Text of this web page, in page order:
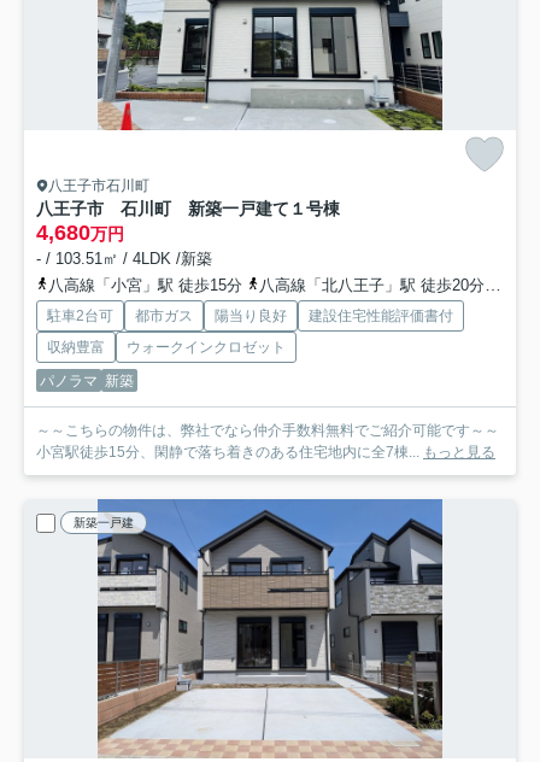
八王子市石川町
八王子市 石川町 新築一戸建て １号棟
4,680万円
- / 103.51㎡ / 4LDK /新築
八高線「小宮」駅 徒歩15分
八高線「北八王子」駅 徒歩20分
駐車2台可 都市ガス 陽当り良好
建設住宅性能評価書付
収納豊富
ウォークインクロゼット
パノラマ 新築
～～こちらの物件は、弊社でなら仲介手数料無料でご紹介可能です～～
小宮駅徒歩15分、閑静で落ち着きのある住宅地内に全7棟... もっと見る
新築一戸建